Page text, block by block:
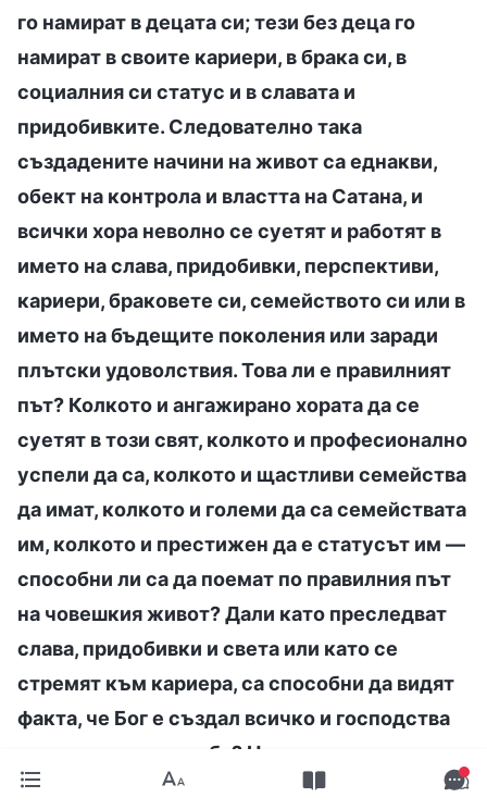
го намират в децата си; тези без деца го
намират в своите кариери, в брака си, в
социалния си статус и в славата и
придобивките. Следователно така
създадените начини на живот са еднакви,
обект на контрола и властта на Сатана, и
всички хора неволно се суетят и работят в
името на слава, придобивки, перспективи,
кариери, браковете си, семейството си или в
името на бъдещите поколения или заради
плътски удоволствия. Това ли е правилният
път? Колкото и ангажирано хората да се
суетят в този свят, колкото и професионално
успели да са, колкото и щастливи семейства
да имат, колкото и големи да са семействата
им, колкото и престижен да е статусът им —
способни ли са да поемат по правилния път
на човешкия живот? Дали като преследват
слава, придобивки и света или като се
стремят към кариера, са способни да видят
факта, че Бог е създал всичко и господства
над човешката съдба? Не е възможно.
Независимо към какво се стремят или по